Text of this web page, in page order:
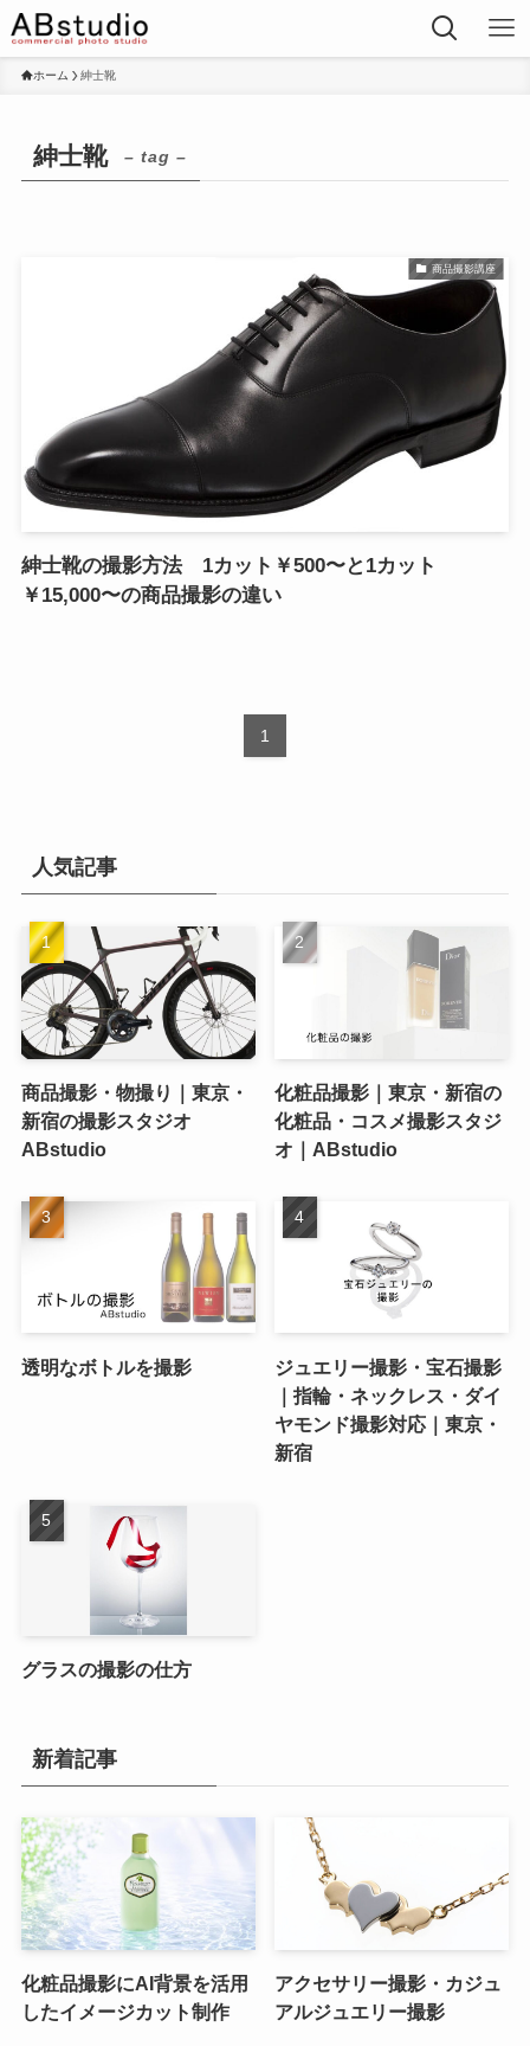
ホーム 紳士靴
紳士靴 – tag –
商品撮影講座
紳士靴の撮影方法 1カット￥500〜と1カット
￥15,000〜の商品撮影の違い
1
人気記事
商品撮影・物撮り｜東京・
新宿の撮影スタジオ
ABstudio
化粧品撮影｜東京・新宿の
化粧品・コスメ撮影スタジ
オ｜ABstudio
透明なボトルを撮影
ジュエリー撮影・宝石撮影
｜指輪・ネックレス・ダイ
ヤモンド撮影対応｜東京・
新宿
グラスの撮影の仕方
新着記事
化粧品撮影にAI背景を活用
したイメージカット制作
アクセサリー撮影・カジュ
アルジュエリー撮影